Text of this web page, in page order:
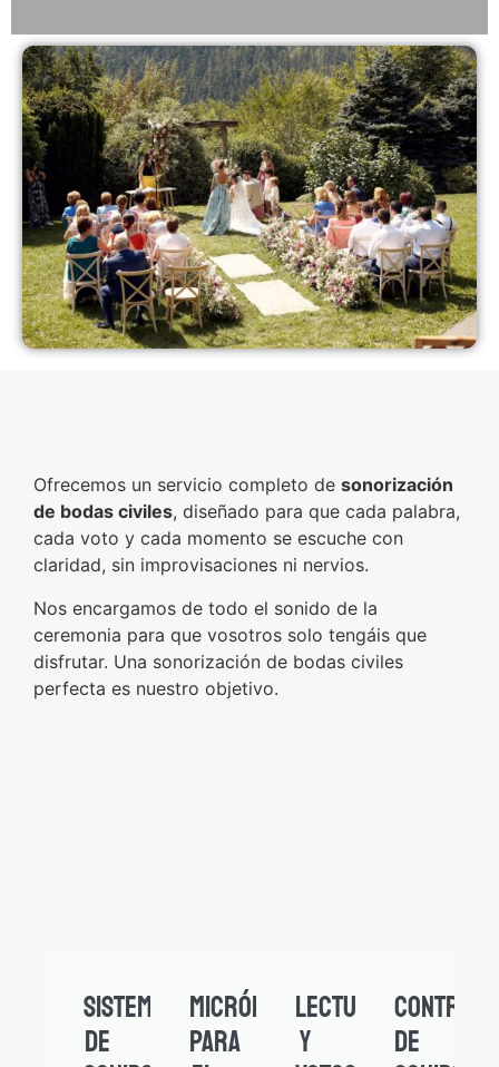
Ofrecemos un servicio completo de sonorización
de bodas civiles, diseñado para que cada palabra,
cada voto y cada momento se escuche con
claridad, sin improvisaciones ni nervios.
Nos encargamos de todo el sonido de la
ceremonia para que vosotros solo tengáis que
disfrutar. Una sonorización de bodas civiles
perfecta es nuestro objetivo.
Sistema
de
Micrófono
para
Lecturas
y
Control
de